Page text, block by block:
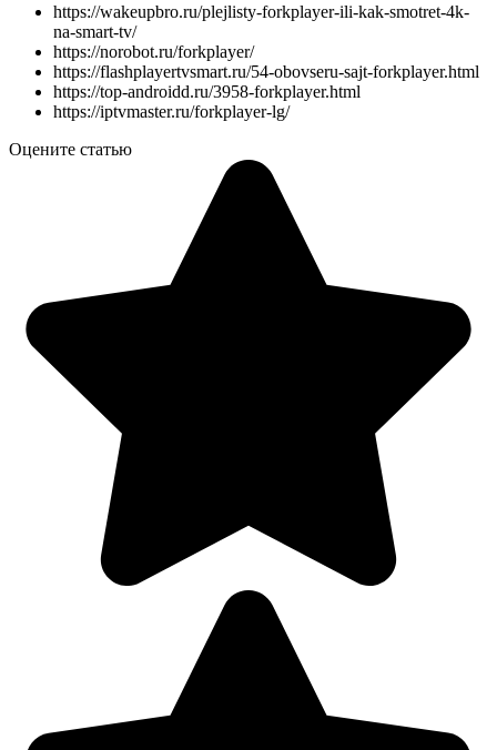
https://wakeupbro.ru/plejlisty-forkplayer-ili-kak-smotret-4k-
na-smart-tv/
https://norobot.ru/forkplayer/
https://flashplayertvsmart.ru/54-obovseru-sajt-forkplayer.html
https://top-androidd.ru/3958-forkplayer.html
https://iptvmaster.ru/forkplayer-lg/
Оцените статью